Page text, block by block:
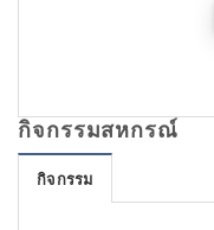
กิจกรรมสหกรณ์
กิจกรรม